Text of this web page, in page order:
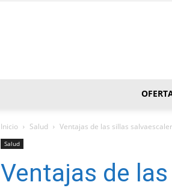
Inicio Salud Ventajas de las sillas
Salud
Ventajas de